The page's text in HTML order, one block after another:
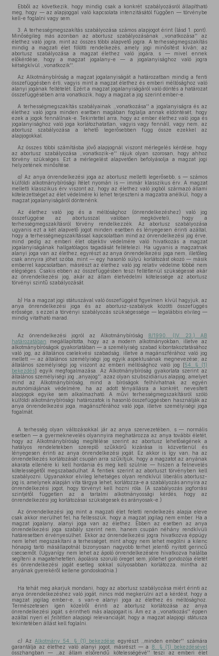
Ebből az következik, hogy mindig csak a konkrét szabályozásról állapítható
meg, hogy — az alapjoggal való kapcsolata intenzitásától függően — törvénybe
kell-e foglalni vagy sem.
3. A terhességmegszakítás szabályozása számos alapjogot érint (lásd 1. pont).
Minőségileg más azonban az abortusz szabályozásának ,,vonatkozása'' az
élethez való jogra, mint az összes többi alapvető jogra. A terhességmegszakítás
mindig a magzati élet fölötti rendelkezés, amely jogi minősítést kíván; az
abortusz szabályozása a magzat élethez való jogára, s — mivel ennek
előkérdése, hogy a magzat jogalany-e — a jogalanyisághoz való jogra
kétségkívül ,,vonatkozik''.
Az Alkotmánybíróság a magzat jogalanyiságát a határozatban mindig a fenti
összefüggésben érti, vagyis mint a magzat élethez és emberi méltósághoz való
alanyi jogának feltételét. Ezért a magzat jogalanyiságáról való döntés a határozat
összefüggésében arra vonatkozik, hogy a magzat a jog szerint ember-e.
A terhességmegszakítás szabályainak ,,vonatkozása'' a jogalanyiságra és az
élethez való jogra minden esetben magában foglalja annak eldöntését, hogy
ezek a jogok fennállnak-e. Tekintettel arra, hogy az ember élethez való joga és
jogalanyisághoz való joga korlátozhatatlan, vagyis vagy fennáll, vagy nem, az
abortusz szabályozása a lehető legerősebben függ össze ezekkel az
alapjogokkal.
Az összes többi számításba jövő alapjognál viszont mérlegelés kérdése, hogy
az abortusz szabályozása ,,vonatkozik-e'' rájuk olyan szorosan, hogy ahhoz
törvény szükséges. Ezt a mérlegelést alapvetően befolyásolja a magzat jogi
helyzetének minősítése.
a) Az anya önrendelkezési joga az abortusz melletti legerősebb, s — számos
külföldi alkotmánybírósági ítélet nyomán is — immár klasszikus érv. A magzat
melletti klasszikus érv viszont az, hogy az élethez való jogból származó állami
kötelezettséget az élet védelmére ki lehet terjeszteni a magzatra anélkül, hogy a
magzat jogalanyiságáról döntenénk.
Az élethez való jog és a méltósághoz (önrendelkezéshez) való jog
összefüggése az abortusszal valóban megköveteli, hogy a
terhességmegszakításról törvény rendelkezzék. Az abortusz szabályozása
ugyanis ezt a két alapvető jogot minden esetben és lényegesen érinti azáltal,
hogy a terhességmegszakítással kapcsolatban mind az önrendelkezési jog érve,
mind pedig az emberi élet objektiv védelmére való hivatkozás a magzat
jogalanyiságának hallgatólagos tagadását feltételezi. Ha ugyanis a magzatnak
alanyi joga van az élethez, egyrészt az anya önrendelkezési joga nem, illetőleg
csak annyira jöhet szóba, mint — egy hasonló súlyú korlátozást okozó — másik
emberrel kapcsolatban; másrészt az élethez való jog relativ védelme többé nem
elégséges. Csakis ebben az összefüggésben teszi feltétlenül szükségessé akár
az önrendelkezési jog, akár az állam életvédelmi kötelessége az abortusz
törvényi szintű szabályozását.
b) Ha a magzat jogi státuszával való összefüggést figyelmen kívül hagyjuk, az
anya önrendelkezési joga és az abortusz-szabályok közötti összefüggés
erőssége, s ezzel a törvényi szabályozás szükségessége — legalábbis elvileg —
mindig vitatható marad.
Az önrendelkezési jogról az Alkotmánybíróság 8/1990. (IV. 23.) AB
határozatában megállapította, hogy az a modern alkotmányokban, illetve az
alkotmánybíróságok gyakorlatában — a személyiség szabad kibontakoztatásához
való jog, az általános cselekvési szabadság, illetve a magánszférához való jog
mellett — az általános személyiségi jog egyik aspektusának megnevezése; az
általános személyiségi jog viszont az emberi méltósághoz való jog [54. § (1)
bekezdés] egyik megfogalmazása. Az Alkotmánybíróság gyakorlata szerint az
általános személyiségi jog ,,anyajog'', azaz olyan szubszidiárius alapjog, amelyet
mind az Alkotmánybíróság, mind a bíróságok felhívhatnak az egyén
autonómiájának védelmére, ha az adott tényállásra a konkrét, nevesített
alapjogok egyike sem alkalmazható. A művi terhességmegszakításról szóló
külföldi alkotmánybírósági határozatok is hasonló összefüggésben használják az
anya önrendelkezési joga, magánszférához való joga, illetve személyiségi joga
fogalmát.
A terhesség olyan változásokkal jár az anya szervezetében, s — normális
esetben — a gyermeknevelés olyannyira meghatározza az anya további életét,
hogy az Alkotmánybíróság megítélése szerint az abortusz lehetőségének a
hatályos rendeletekben szereplő szűkkörű kizárása is közvetlenül és
lényegesen érinti az anya önrendelkezési jogát. Ez akkor is így van, ha az
önrendelkezés korlátozását csupán arra szűkítjük, hogy a magzatot az anyának
akarata ellenére ki kell hordania és meg kell szülnie — hiszen a felnevelés
kötelességétől megszabadulhat. A fentiek szerint az abortuszt törvényben kell
szabályozni. Ugyanakkor elvileg lehetséges olyan rendkívül liberális abortusz-
jog is, amelynek alapján vita tárgya lehet, korlátozza-e a szabályozás annyira az
önrendelkezési jogot, hogy törvényt kell hozni róla. (A szabályozás jogforrási
szintjétől független az a tartalmi alkotmányossági kérdés, hogy az
önrendelkezési jog korlátozásai szükségesek és arányosak-e.)
Az önrendelkezési jog mint a magzati élet feletti rendelkezés alapja eleve
csak akkor merülhet fel, ha feltesszük, hogy a magzat jogilag nem ember. Ha a
magzat jogalany, alanyi joga van az élethez. Ebben az esetben az anya
önrendelkezési joga szabály szerint nem, hanem csupán néhány rendkívüli
határesetben érvényesülhet. Ekkor az önrendelkezési jogra hivatkozva éppúgy
nem lehet megszakítani a terhességet, mint ahogy nem lehet megölni a kilenc
hónapig tartó másállapotnál bizonyosan nagyobb terhet jelentő nyitott gerincű
csecsemőt. (Ugyanígy nem lehet az ápoló önrendelkezésére hivatkozva halálba
segíteni a magatehetetlen, ápolásra szoruló öreget sem, jóllehet gondozója életét
és önrendelkezési jogát esetleg sokkal súlyosabban korlátozza, mintha az
anyának gyerekéről kellene gondoskodnia.)
Ha tehát meg akarjuk mondani, hogy az abortusz szabályozása miért érinti az
anya önrendelkezéshez való jogát, nincs mód megkerülni azt a kérdést, hogy a
magzat jogilag ember-e, s van-e alanyi joga az élethez és méltósághoz.
Természetesen igen közelről érinti az abortusz korlátozása az anya
önrendelkezési jogát, s érintheti más alapjogait is. Ám ez a ,,vonatkozás'' éppen
azáltal nyeri el feltétlenalapjogi relevanciáját, hogy a magzat alapjogi státusza
tekintetében állást kell foglalni.
c) Az Alkotmány 54. § (1) bekezdése egyrészt ,,minden ember'' számára
garantálja az élethez való alanyi jogot, másrészt — a 8. § (1) bekezdésével
összhangban — ,,az állam elsőrendű kötelességévé'' teszi az emberi élet